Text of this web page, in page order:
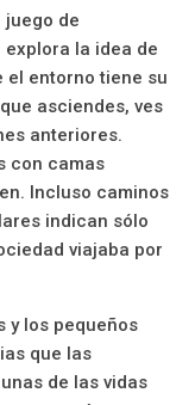
de
la idea de
el entorno tiene su
asciendes, ves
anteriores.
con camas
Incluso caminos
indican sólo
viajaba por
y los pequeños
que las
de las vidas